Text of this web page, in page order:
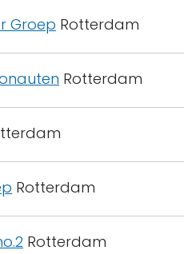
Groep Rotterdam
Rotterdam
Rotterdam
Rotterdam